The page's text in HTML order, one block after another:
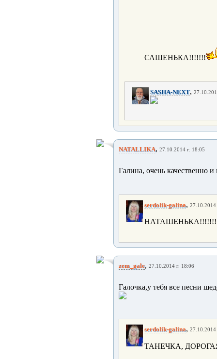
САШЕНЬКА!!!!!!!
SASHA-NEXT,
NATALLIKA, 27.10.2014 г. 18:05
Галина, очень качественно
serdolik-galina, 27.10.2014
zem_gale, 27.10.2014 г. 18:06
Галочка,у тебя все песни
serdolik-galina, 27.10.2014
ТАНЕЧКА,